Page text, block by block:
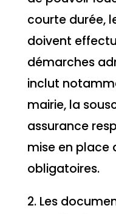
courte durée,
doivent
démarches
inclut
mairie, la
assurance
mise en place
obligatoires.
2. Les